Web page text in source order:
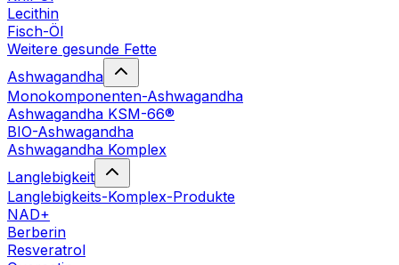
Lecithin
Fisch-Öl
Weitere gesunde Fette
Ashwagandha
Monokomponenten-Ashwagandha
Ashwagandha KSM-66®
BIO-Ashwagandha
Ashwagandha Komplex
Langlebigkeit
Langlebigkeits-Komplex-Produkte
NAD+
Berberin
Resveratrol